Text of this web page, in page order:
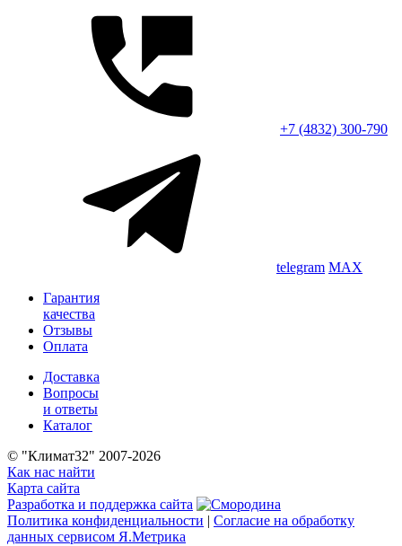
+7 (4832) 300-790
telegram MAX
Гарантия
качества
Отзывы
Оплата
Доставка
Вопросы
и ответы
Каталог
© "Климат32" 2007-2026
Как нас найти
Карта сайта
Разработка и поддержка сайта
Политика конфиденциальности | Согласие на обработку
данных сервисом Я.Метрика